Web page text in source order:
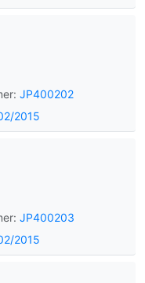
JP400202
2015
JP400203
2015